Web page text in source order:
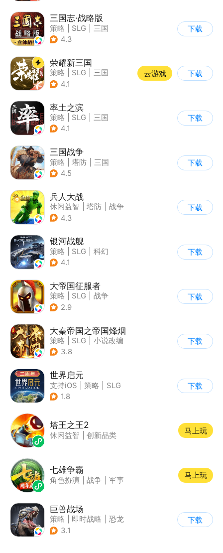
三国志·战略版
策略 SLG
三国
| 三国志
4.3
下载
荣耀新三国
策略 SLG
三国
| 中国风
4.1
云游戏 下载
率土之滨
策略 SLG
三国
| 中国风
4.1
下载
三国战争
策略 塔防
三国
| 千人同屏
4.5
下载
兵人大战
休闲益智 塔防
战争
| 文字游戏
4.3
下载
银河战舰
策略 SLG
科幻
| 星战
4.1
下载
大帝国征服者
策略 SLG
战争
| 帝国时代
2.9
下载
大秦帝国之帝国烽烟
策略 SLG
小说改编
| 大秦帝国
3.8
下载
世界启元
支持iOS 策略
SLG
| 战争
1.8
下载
塔王之王2
休闲益智 创新品类
马上玩
七雄争霸
角色扮演 战争 军事
马上玩
巨兽战场
策略 即时战略
恐龙
| 卡牌
3.1
下载